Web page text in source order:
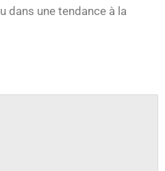
dans une tendance à la